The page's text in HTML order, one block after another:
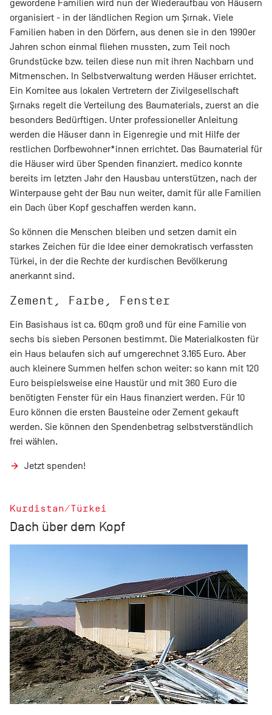
gewordene Familien wird nun der Wiederaufbau von Häusern
organisiert - in der ländlichen Region um Şırnak. Viele
Familien haben in den Dörfern, aus denen sie in den 1990er
Jahren schon einmal fliehen mussten, zum Teil noch
Grundstücke bzw. teilen diese nun mit ihren Nachbarn und
Mitmenschen. In Selbstverwaltung werden Häuser errichtet.
Ein Komitee aus lokalen Vertretern der Zivilgesellschaft
Şırnaks regelt die Verteilung des Baumaterials, zuerst an die
besonders Bedürftigen. Unter professioneller Anleitung
werden die Häuser dann in Eigenregie und mit Hilfe der
restlichen Dorfbewohner*innen errichtet. Das Baumaterial für
die Häuser wird über Spenden finanziert. medico konnte
bereits im letzten Jahr den Hausbau unterstützen, nach der
Winterpause geht der Bau nun weiter, damit für alle Familien
ein Dach über Kopf geschaffen werden kann.
So können die Menschen bleiben und setzen damit ein
starkes Zeichen für die Idee einer demokratisch verfassten
Türkei, in der die Rechte der kurdischen Bevölkerung
anerkannt sind.
Zement, Farbe, Fenster
Ein Basishaus ist ca. 60qm groß und für eine Familie von
sechs bis sieben Personen bestimmt. Die Materialkosten für
ein Haus belaufen sich auf umgerechnet 3.165 Euro. Aber
auch kleinere Summen helfen schon weiter: so kann mit 120
Euro beispielsweise eine Haustür und mit 360 Euro die
benötigten Fenster für ein Haus finanziert werden. Für 10
Euro können die ersten Bausteine oder Zement gekauft
werden. Sie können den Spendenbetrag selbstverständlich
frei wählen.
Jetzt spenden!
Kurdistan/Türkei
Dach über dem Kopf